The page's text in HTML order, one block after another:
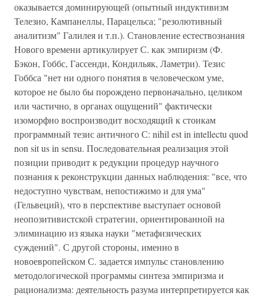
оказывается доминирующей (опытный индуктивизм
Телезио, Кампанеллы, Парацельса; "резолютивный
аналитизм" Галилея и т.п.). Становление естествознания
Нового времени артикулирует С. как эмпиризм (Ф.
Бэкон, Гоббс, Гассенди, Кондильяк, Ламетри). Тезис
Гоббса "нет ни одного понятия в человеческом уме,
которое не было бы порождено первоначально, целиком
или частично, в органах ощущений" фактически
изоморфно воспроизводит восходящий к стоикам
программный тезис античного С: nihil est in intellectu quod
non sit us in sensu. Последовательная реализация этой
позиции приводит к редукции процедур научного
познания к реконструкции данных наблюдения: "все, что
недоступно чувствам, непостижимо и для ума"
(Гельвеций), что в перспективе выступает основой
неопозитивистской стратегии, ориентированной на
элиминацию из языка науки "метафизических
суждений". С другой стороны, именно в
новоевропейском С. задается импульс становлению
методологической программы синтеза эмпиризма и
рационализма: деятельность разума интерпретируется как